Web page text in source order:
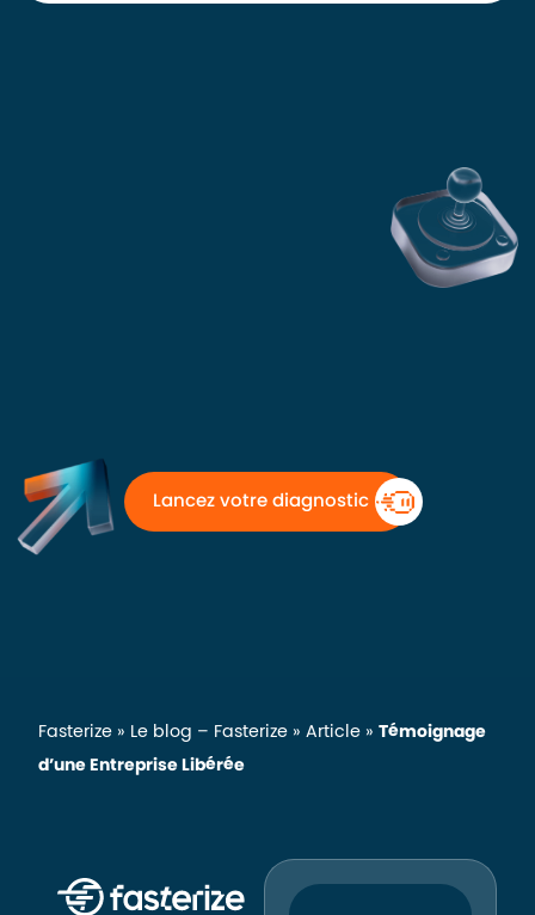
Lancez votre diagnostic
Fasterize » Le blog – Fasterize » Article » Témoignage
d’une Entreprise Libérée